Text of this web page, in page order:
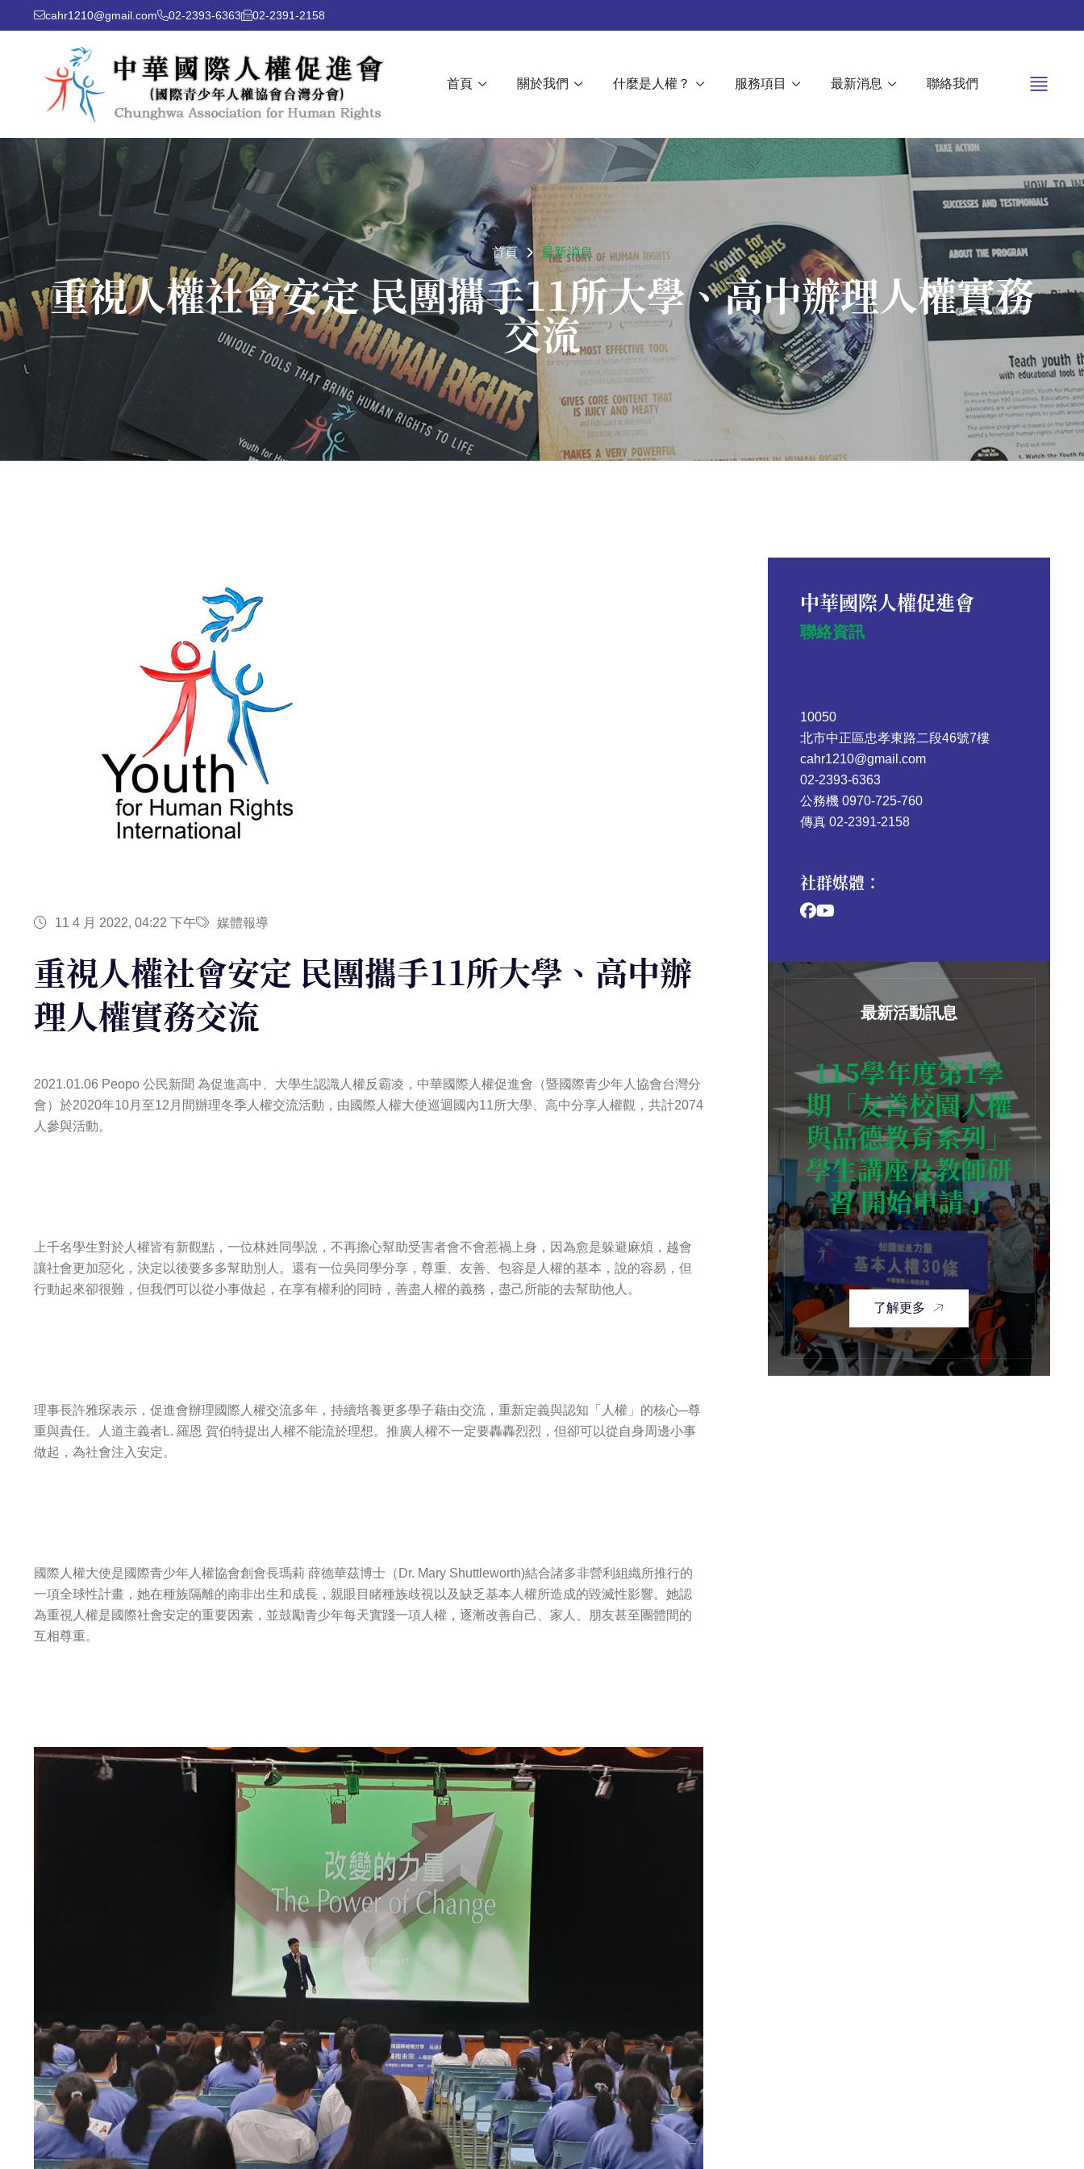
cahr1210@gmail.com 02-2393-6363 02-2391-2158
首頁 關於我們 什麼是人權？ 服務項目 最新消息 聯絡我們
首頁 最新消息
重視人權社會安定 民團攜手11所大學、高中辦理人權實務
交流
11 4 月 2022, 04:22 下午 媒體報導
重視人權社會安定 民團攜手11所大學、高中辦
理人權實務交流
2021.01.06 Peopo 公民新聞 為促進高中、大學生認識人權反霸凌，中華國際人權促進會（暨國際青少年人協會台灣分
會）於2020年10月至12月間辦理冬季人權交流活動，由國際人權大使巡迴國內11所大學、高中分享人權觀，共計2074
人參與活動。
上千名學生對於人權皆有新觀點，一位林姓同學說，不再擔心幫助受害者會不會惹禍上身，因為愈是躲避麻煩，越會
讓社會更加惡化，決定以後要多多幫助別人。還有一位吳同學分享，尊重、友善、包容是人權的基本，說的容易，但
行動起來卻很難，但我們可以從小事做起，在享有權利的同時，善盡人權的義務，盡己所能的去幫助他人。
理事長許雅琛表示，促進會辦理國際人權交流多年，持續培養更多學子藉由交流，重新定義與認知「人權」的核心─尊
重與責任。人道主義者L. 羅恩 賀伯特提出人權不能流於理想。推廣人權不一定要轟轟烈烈，但卻可以從自身周邊小事
做起，為社會注入安定。
國際人權大使是國際青少年人權協會創會長瑪莉 薛德華茲博士（Dr. Mary Shuttleworth)結合諸多非營利組織所推行的
一項全球性計畫，她在種族隔離的南非出生和成長，親眼目睹種族歧視以及缺乏基本人權所造成的毀滅性影響。她認
為重視人權是國際社會安定的重要因素，並鼓勵青少年每天實踐一項人權，逐漸改善自己、家人、朋友甚至團體間的
互相尊重。
中華國際人權促進會
聯絡資訊
10050
北市中正區忠孝東路二段46號7樓
cahr1210@gmail.com
02-2393-6363
公務機 0970-725-760
傳真 02-2391-2158
社群媒體：
最新活動訊息
115學年度第1學
期「友善校園人權
與品德教育系列」
學生講座及教師研
習 開始申請了
了解更多